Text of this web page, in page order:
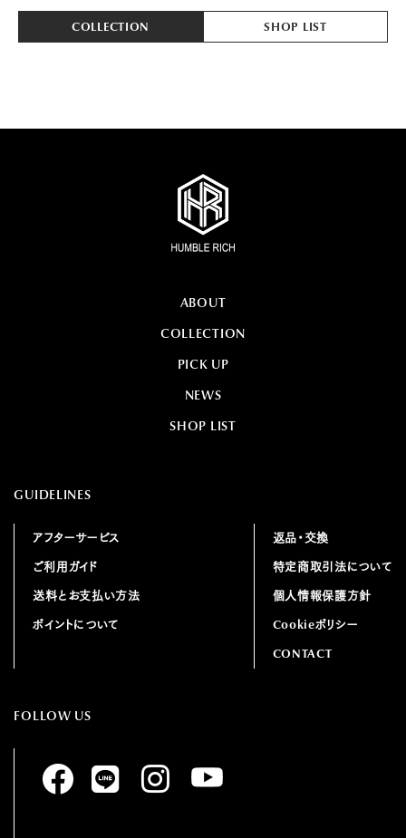
COLLECTION SHOP LIST
ABOUT
COLLECTION
PICK UP
NEWS
SHOP LIST
GUIDELINES
アフターサービス
ご利用ガイド
送料とお支払い方法
ポイントについて
返品・交換
特定商取引法について
個人情報保護方針
Cookieポリシー
CONTACT
FOLLOW US